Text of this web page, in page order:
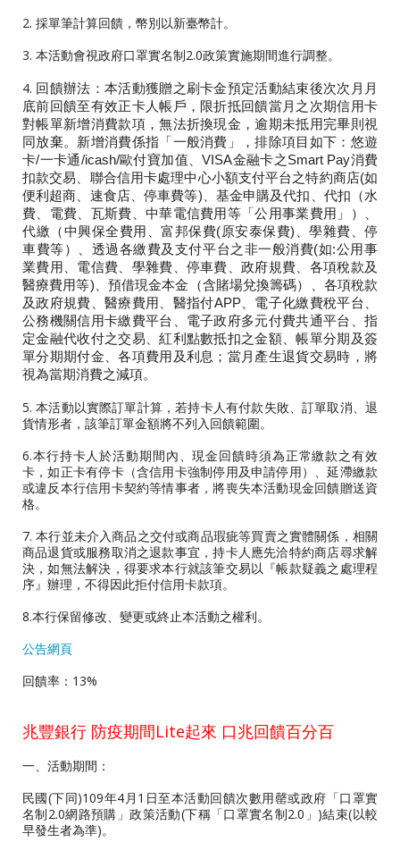
2. 採單筆計算回饋，幣別以新臺幣計。
3. 本活動會視政府口罩實名制2.0政策實施期間進行調整。
4. 回饋辦法：本活動獲贈之刷卡金預定活動結束後次次月月
底前回饋至有效正卡人帳戶，限折抵回饋當月之次期信用卡
對帳單新增消費款項，無法折換現金，逾期未抵用完畢則視
同放棄。新增消費係指「一般消費」，排除項目如下：悠遊
卡/一卡通/icash/歐付寶加值、VISA金融卡之Smart Pay消費
扣款交易、聯合信用卡處理中心小額支付平台之特約商店(如
便利超商、速食店、停車費等)、基金申購及代扣、代扣（水
費、電費、瓦斯費、中華電信費用等「公用事業費用」）、
代繳（中興保全費用、富邦保費(原安泰保費)、學雜費、停
車費等）、透過各繳費及支付平台之非一般消費(如:公用事
業費用、電信費、學雜費、停車費、政府規費、各項稅款及
醫療費用等)、預借現金本金（含賭場兌換籌碼）、各項稅款
及政府規費、醫療費用、醫指付APP、電子化繳費稅平台、
公務機關信用卡繳費平台、電子政府多元付費共通平台、指
定金融代收付之交易、紅利點數抵扣之金額、帳單分期及簽
單分期期付金、各項費用及利息；當月產生退貨交易時，將
視為當期消費之減項。
5. 本活動以實際訂單計算，若持卡人有付款失敗、訂單取消、退
貨情形者，該筆訂單金額將不列入回饋範圍。
6.本行持卡人於活動期間內、現金回饋時須為正常繳款之有效
卡，如正卡有停卡（含信用卡強制停用及申請停用）、延滯繳款
或違反本行信用卡契約等情事者，將喪失本活動現金回饋贈送資
格。
7. 本行並未介入商品之交付或商品瑕疵等買賣之實體關係，相關
商品退貨或服務取消之退款事宜，持卡人應先洽特約商店尋求解
決，如無法解決，得要求本行就該筆交易以『帳款疑義之處理程
序』辦理，不得因此拒付信用卡款項。
8.本行保留修改、變更或終止本活動之權利。
公告網頁
回饋率：13%
兆豐銀行 防疫期間Lite起來 口兆回饋百分百
一、活動期間：
民國(下同)109年4月1日至本活動回饋次數用罄或政府「口罩實
名制2.0網路預購」政策活動(下稱「口罩實名制2.0」)結束(以較
早發生者為準)。